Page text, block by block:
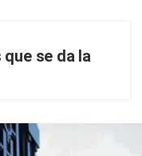
se da la